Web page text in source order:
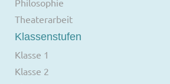
Philosophie
Theaterarbeit
Klassenstufen
Klasse 1
Klasse 2